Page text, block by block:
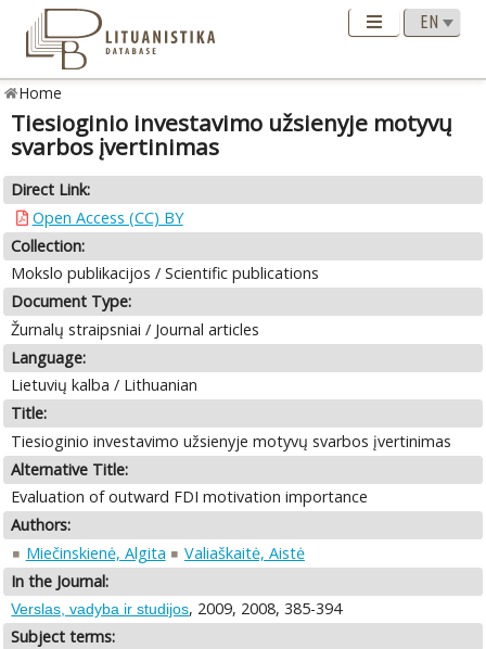
Home
Tiesioginio investavimo užsienyje motyvų
svarbos įvertinimas
Direct Link:
Open Access (CC) BY
Collection:
Mokslo publikacijos / Scientific publications
Document Type:
Žurnalų straipsniai / Journal articles
Language:
Lietuvių kalba / Lithuanian
Title:
Tiesioginio investavimo užsienyje motyvų svarbos įvertinimas
Alternative Title:
Evaluation of outward FDI motivation importance
Authors:
Miečinskienė, Algita
Valiaškaitė, Aistė
In the Journal:
Verslas, vadyba ir studijos, 2009, 2008, 385-394
Subject terms: